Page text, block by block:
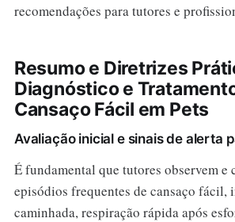
recomendações para tutores e
Resumo e Diretrizes
Diagnóstico e
Cansaço Fácil em Pets
Avaliação inicial e sinais de alerta
É fundamental que tutores observem e
episódios frequentes de cansaço fácil,
caminhada, respiração rápida após